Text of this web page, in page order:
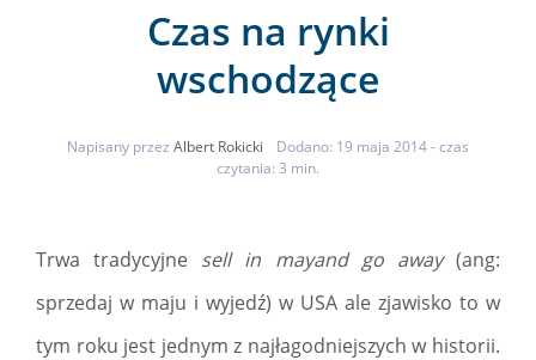
Czas na rynki
wschodzące
Napisany przez Albert Rokicki Dodano: 19 maja 2014- czas
czytania: 3 min.
Trwa tradycyjne sell in mayand go away(ang:
sprzedaj w maju i wyjedź) w USA ale zjawisko to w
tym roku jest jednym z najłagodniejszych w historii.